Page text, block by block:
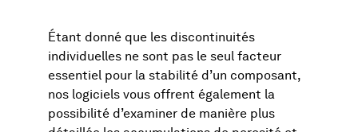
Étant donné que les discontinuités
individuelles ne sont pas le seul facteur
essentiel pour la stabilité d’un composant,
nos logiciels vous offrent également la
possibilité d’examiner de manière plus